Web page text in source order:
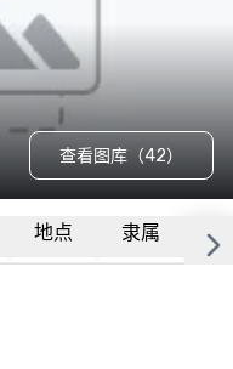
查看图库（42）
地点 隶属 更